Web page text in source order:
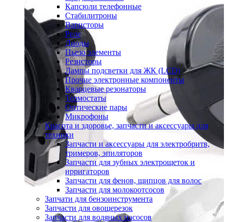
Капсюли телефонные
Стабилитроны
Варисторы
Реле
Диоды
Пьезо элементы
Резисторы
Лампы подсветки для ЖК (LCD)
Прочие электронные компоненты
Кварцевые резонаторы
Термостаты
Оптические пары
Микрофоны
Красота и здоровье, запчасти и аксессуары для
техники
Запчасти и аксессуары для электробритв,
тримеров, эпиляторов
Запчасти для зубных электрощеток и
ирригаторов
Запчасти для фенов, щипцов для волос
Запчасти для молокоотсосов
Запчати для бензоинструмента
Запчасти для овощерезок
Запчасти для водяных насосов